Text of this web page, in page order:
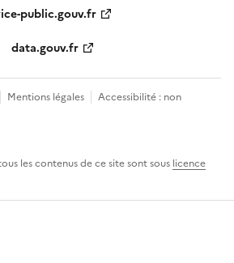
public.gouv.fr
data.gouv.fr
Mentions légales
Accessibilité : non
les contenus de ce site sont sous licence